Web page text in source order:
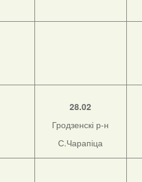
28.02
Гродзенскі р-н
С.Чарапіца